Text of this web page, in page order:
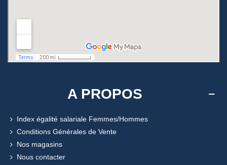
A PROPOS
Index égalité salariale Femmes/Hommes
Conditions Générales de Vente
Nos magasins
Nous contacter